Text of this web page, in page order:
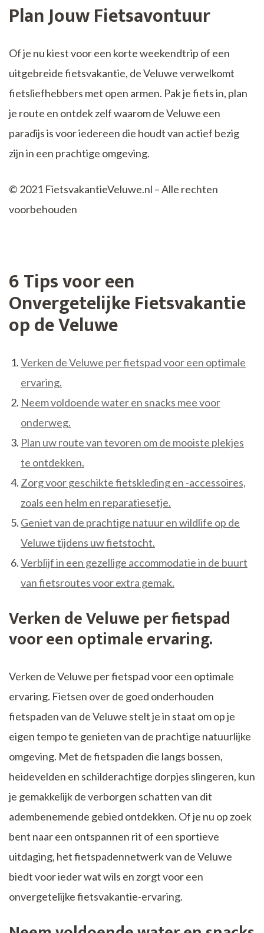
Plan Jouw Fietsavontuur
Of je nu kiest voor een korte weekendtrip of een
uitgebreide fietsvakantie, de Veluwe verwelkomt
fietsliefhebbers met open armen. Pak je fiets in, plan
je route en ontdek zelf waarom de Veluwe een
paradijs is voor iedereen die houdt van actief bezig
zijn in een prachtige omgeving.
© 2021 FietsvakantieVeluwe.nl – Alle rechten
voorbehouden
6 Tips voor een
Onvergetelijke Fietsvakantie
op de Veluwe
Verken de Veluwe per fietspad voor een optimale
ervaring.
Neem voldoende water en snacks mee voor
onderweg.
Plan uw route van tevoren om de mooiste plekjes
te ontdekken.
Zorg voor geschikte fietskleding en -accessoires,
zoals een helm en reparatiesetje.
Geniet van de prachtige natuur en wildlife op de
Veluwe tijdens uw fietstocht.
Verblijf in een gezellige accommodatie in de buurt
van fietsroutes voor extra gemak.
Verken de Veluwe per fietspad
voor een optimale ervaring.
Verken de Veluwe per fietspad voor een optimale
ervaring. Fietsen over de goed onderhouden
fietspaden van de Veluwe stelt je in staat om op je
eigen tempo te genieten van de prachtige natuurlijke
omgeving. Met de fietspaden die langs bossen,
heidevelden en schilderachtige dorpjes slingeren, kun
je gemakkelijk de verborgen schatten van dit
adembenemende gebied ontdekken. Of je nu op zoek
bent naar een ontspannen rit of een sportieve
uitdaging, het fietspadennetwerk van de Veluwe
biedt voor ieder wat wils en zorgt voor een
onvergetelijke fietsvakantie-ervaring.